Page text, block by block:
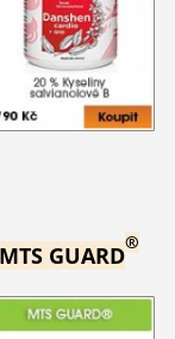
MTS GUARD®